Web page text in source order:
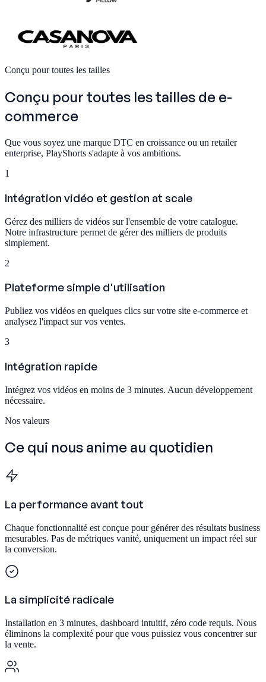
Conçu pour toutes les tailles
Conçu pour toutes les tailles de e-
commerce
Que vous soyez une marque DTC en croissance ou un retailer
enterprise, PlayShorts s'adapte à vos ambitions.
1
Intégration vidéo et gestion at scale
Gérez des milliers de vidéos sur l'ensemble de votre catalogue.
Notre infrastructure permet de gérer des milliers de produits
simplement.
2
Plateforme simple d'utilisation
Publiez vos vidéos en quelques clics sur votre site e-commerce et
analysez l'impact sur vos ventes.
3
Intégration rapide
Intégrez vos vidéos en moins de 3 minutes. Aucun développement
nécessaire.
Nos valeurs
Ce qui nous anime au quotidien
La performance avant tout
Chaque fonctionnalité est conçue pour générer des résultats business
mesurables. Pas de métriques vanité, uniquement un impact réel sur
la conversion.
La simplicité radicale
Installation en 3 minutes, dashboard intuitif, zéro code requis. Nous
éliminons la complexité pour que vous puissiez vous concentrer sur
la vente.